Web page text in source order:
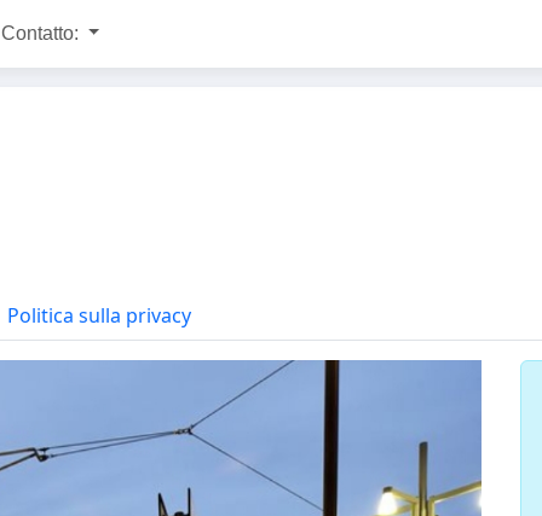
Contatto:
Politica sulla privacy